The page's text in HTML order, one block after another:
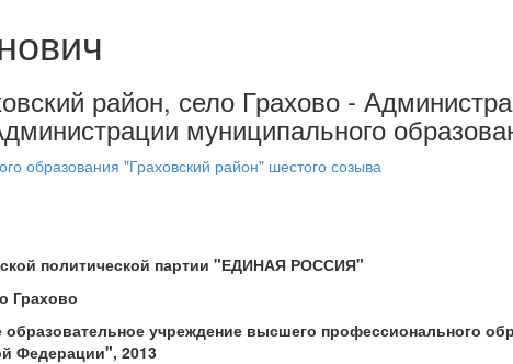
район, село Грахово -
муниципального
образования "Граховский район" шестого созыва
политической партии "ЕДИНАЯ РОССИЯ"
Грахово
учреждение высшего профессионального
Федерации", 2013